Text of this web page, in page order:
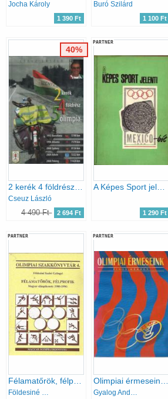
Jocha Károly
1 390 Ft
Buró Szilárd
1 100 Ft
Cseuz László
4 490 Ft 2 694 Ft
40%
PARTNER
1 290 Ft
PARTNER
Félamatőrök, félprofik (Magyar olimpikonok 1980-1996)- Olimpiai szakkönyvtár 4.
Földesiné Szabó Gyöngyi
PARTNER
Olimpiai érmeseink piros-kékben
Gyalog András (szerk.)